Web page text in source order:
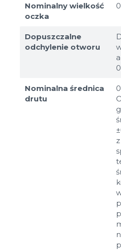
Nominalny wielkość
oczka
Dopuszczalne
odchylenie otworu
Nominalna średnica
drutu